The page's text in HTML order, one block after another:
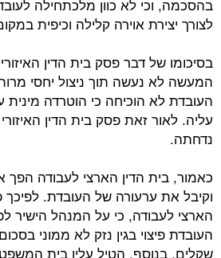
בהסכמה, וכי לא כוון מלכתחילה
לצורך יצירת אוירה קלילה וכיפית
בסיכומו של דבר פסק בית הדין
המעשה לא נעשה תוך ניצול יחסי
העובדת לא הוכיחה כי הוטרדה מינית
עליה. לאור זאת פסק בית הדין
נדחתה.
כאמור, בית הדין הארצי לעבודה
וקיבל את ערעורה של העובדת. לפיכך
הארצי לעבודה, כי על המנהל הישיר
שקלים. בנוסף, הטיל עליו בית